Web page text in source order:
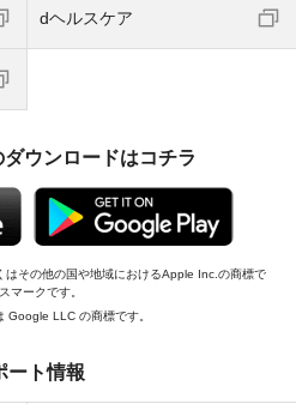
dヘルスケア
ウンロードはコチラ
その他の国や地域におけるApple Inc.の商標で
マークです。
LLC の商標です。
ート情報